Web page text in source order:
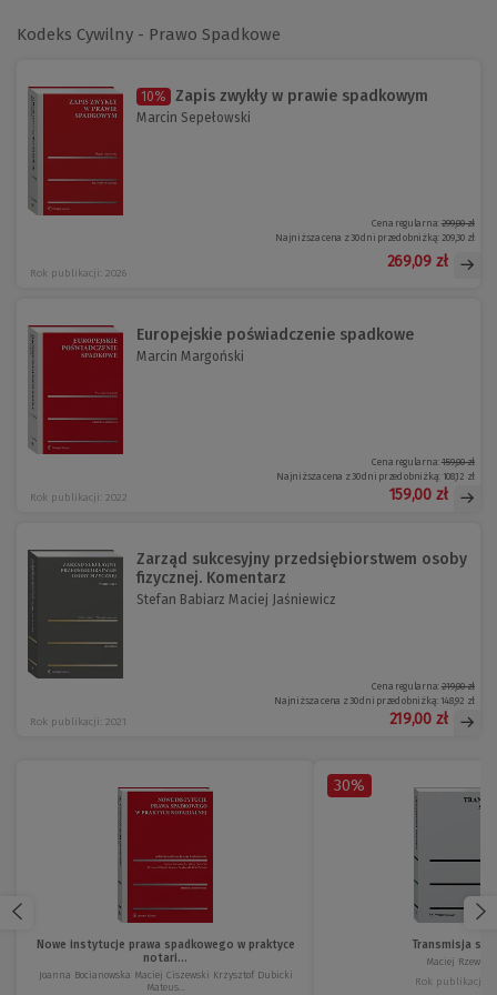
Kodeks Cywilny - Prawo Spadkowe
10% Zapis zwykły w prawie spadkowym
Marcin Sepełowski
Rok publikacji: 2026
Cena regularna:299,00 zł
Najniższa cena z 30 dni przed obniżką: 209,30 zł
269,09 zł
Europejskie poświadczenie spadkowe
Marcin Margoński
Rok publikacji: 2022
Cena regularna:159,00 zł
Najniższa cena z 30 dni przed obniżką: 108,12 zł
159,00 zł
Zarząd sukcesyjny przedsiębiorstwem osoby
fizycznej. Komentarz
Stefan Babiarz Maciej Jaśniewicz
Rok publikacji: 2021
Cena regularna:219,00 zł
Najniższa cena z 30 dni przed obniżką: 148,92 zł
219,00 zł
Nowe instytucje prawa spadkowego w praktyce
notari...
Joanna Bocianowska Maciej Ciszewski Krzysztof Dubicki
Mateus...
30%
Transmisja
Maciej
Rok publikacji: